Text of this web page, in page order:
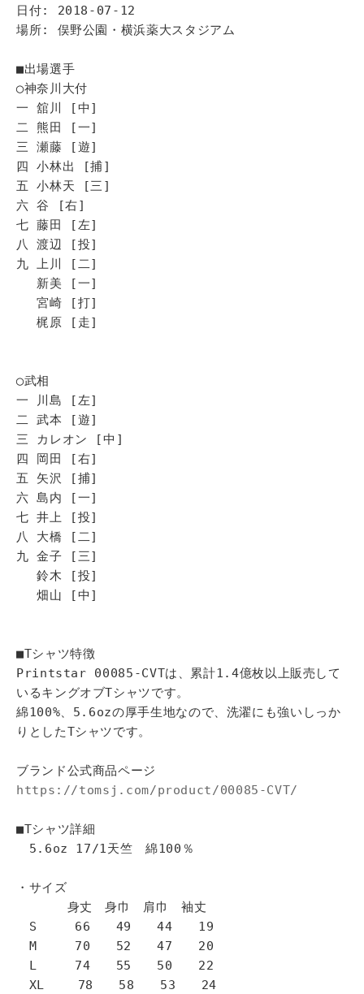
日付: 2018-07-12
場所: 俣野公園・横浜薬大スタジアム
■出場選手
◯神奈川大付
一 舘川 [中]
二 熊田 [一]
三 瀬藤 [遊]
四 小林出 [捕]
五 小林天 [三]
六 谷 [右]
七 藤田 [左]
八 渡辺 [投]
九 上川 [二]
新美 [一]
宮崎 [打]
梶原 [走]
◯武相
一 川島 [左]
二 武本 [遊]
三 カレオン [中]
四 岡田 [右]
五 矢沢 [捕]
六 島内 [一]
七 井上 [投]
八 大橋 [二]
九 金子 [三]
鈴木 [投]
畑山 [中]
■Tシャツ特徴
Printstar 00085-CVTは、累計1.4億枚以上販売して
いるキングオブTシャツです。
綿100%、5.6ozの厚手生地なので、洗濯にも強いしっか
りとしたTシャツです。
ブランド公式商品ページ
https://tomsj.com/product/00085-CVT/
■Tシャツ詳細
5.6oz 17/1天竺 綿100％
・サイズ
身丈 身巾 肩巾 袖丈
S 66 49 44 19
M 70 52 47 20
L 74 55 50 22
XL 78 58 53 24